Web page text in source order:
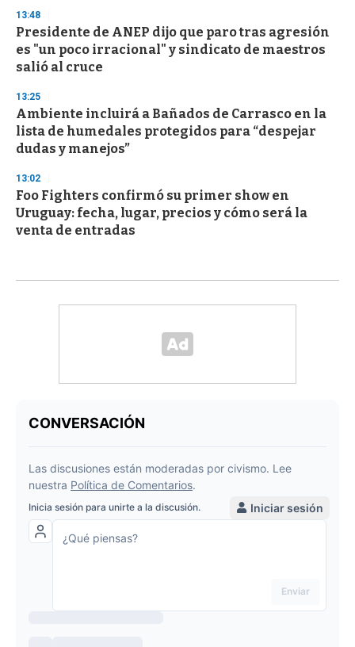
13:48
Presidente de ANEP dijo que paro tras agresión
es "un poco irracional" y sindicato de maestros
salió al cruce
13:25
Ambiente incluirá a Bañados de Carrasco en la
lista de humedales protegidos para “despejar
dudas y manejos”
13:02
Foo Fighters confirmó su primer show en
Uruguay: fecha, lugar, precios y cómo será la
venta de entradas